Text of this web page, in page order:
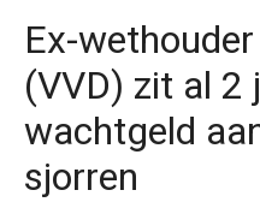
Ex-
(VVD) zit al 2
wachtgeld
sjorren